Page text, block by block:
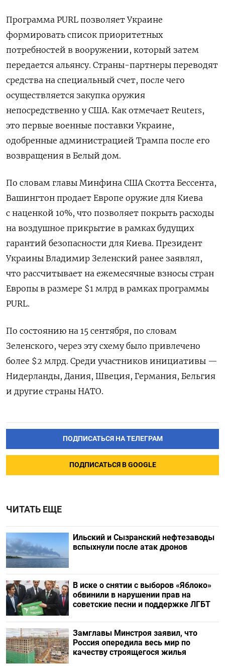
Программа PURL позволяет Украине
формировать список приоритетных
потребностей в вооружении, который затем
передается альянсу. Страны-партнеры переводят
средства на специальный счет, после чего
осуществляется закупка оружия
непосредственно у США. Как отмечает Reuters,
это первые военные поставки Украине,
одобренные администрацией Трампа после его
возвращения в Белый дом.
По словам главы Минфина США Скотта Бессента,
Вашингтон продает Европе оружие для Киева
с наценкой 10%, что позволяет покрыть расходы
на воздушное прикрытие в рамках будущих
гарантий безопасности для Киева. Президент
Украины Владимир Зеленский ранее заявлял,
что рассчитывает на ежемесячные взносы стран
Европы в размере $1 млрд в рамках программы
PURL.
По состоянию на 15 сентября, по словам
Зеленского, через эту схему было привлечено
более $2 млрд. Среди участников инициативы —
Нидерланды, Дания, Швеция, Германия, Бельгия
и другие страны НАТО.
ПОДПИСАТЬСЯ НА ТЕЛЕГРАМ
ПОДПИСАТЬСЯ В GOOGLE
ЧИТАТЬ ЕЩЕ
Ильский и Сызранский нефтезаводы
вспыхнули после атак дронов
В иске о снятии с выборов «Яблоко»
обвинили в нарушении прав на
советские песни и поддержке ЛГБТ
Замглавы Минстроя заявил, что
Россия опередила весь мир по
качеству строящегося жилья